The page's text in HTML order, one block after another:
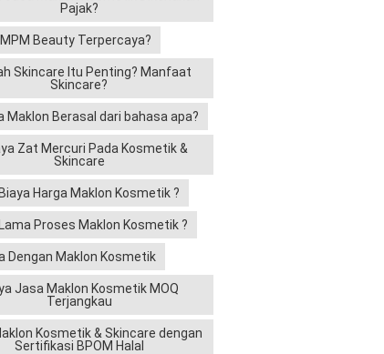
Pajak?
Beauty Terpercaya?
Skincare Itu Penting? Manfaat
Skincare?
Maklon Berasal dari bahasa apa?
Zat Mercuri Pada Kosmetik &
Skincare
Harga Maklon Kosmetik ?
Proses Maklon Kosmetik ?
Dengan Maklon Kosmetik
Jasa Maklon Kosmetik MOQ
Terjangkau
Kosmetik & Skincare dengan
Sertifikasi BPOM Halal